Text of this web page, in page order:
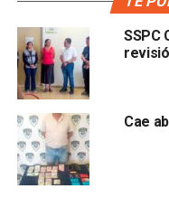
caninos habrían sido
presentando visibles
enfermedad
.
resguardo y traslado al
Animal para su
Durante la valoración,
afectaciones severas
SSPC
Cae